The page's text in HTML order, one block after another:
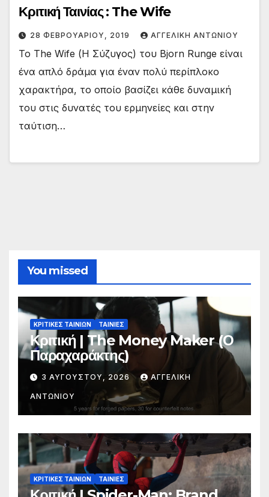
Κριτική Ταινίας : The Wife
28 ΦΕΒΡΟΥΑΡΊΟΥ, 2019 ΑΓΓΕΛΙΚΉ ΑΝΤΩΝΊΟΥ
Το The Wife (Η Σύζυγος) του Bjorn Runge είναι
ένα απλό δράμα για έναν πολύ περίπλοκο
χαρακτήρα, το οποίο βασίζει κάθε δυναμική
του στις δυνατές του ερμηνείες και στην
ταύτιση…
You missed
ΚΡΙΤΙΚΕΣ ΤΑΙΝΙΩΝ ΤΑΙΝΙΕΣ
Κριτική | The Money Maker (Ο
Παραχαράκτης)
3 ΑΥΓΟΎΣΤΟΥ, 2026 ΑΓΓΕΛΙΚΉ
ΑΝΤΩΝΊΟΥ
ΚΡΙΤΙΚΕΣ ΤΑΙΝΙΩΝ ΤΑΙΝΙΕΣ